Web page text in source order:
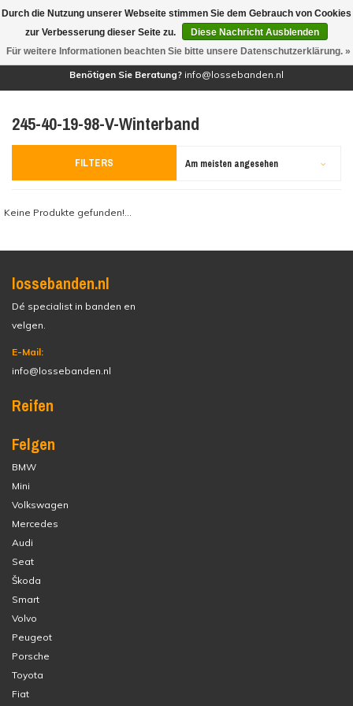
(0)
Benötigen Sie Beratung? info@lossebanden.nl
245-40-19-98-V-Winterband
FILTERS Am meisten angesehen
Keine Produkte gefunden!...
lossebanden.nl
Dé specialist in banden en
velgen.
E-Mail:
info@lossebanden.nl
Reifen
Felgen
BMW
Mini
Volkswagen
Mercedes
Audi
Seat
Škoda
Smart
Volvo
Peugeot
Porsche
Toyota
Fiat
Durch die Nutzung unserer Webseite stimmen Sie dem Gebrauch von Cookies
zur Verbesserung dieser Seite zu.
Diese Nachricht Ausblenden
Für weitere Informationen beachten Sie bitte unsere Datenschutzerklärung. »